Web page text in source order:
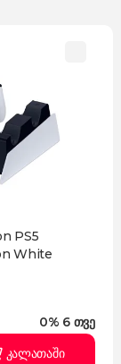
PS5
White
0% 6 თვე
კალათაში